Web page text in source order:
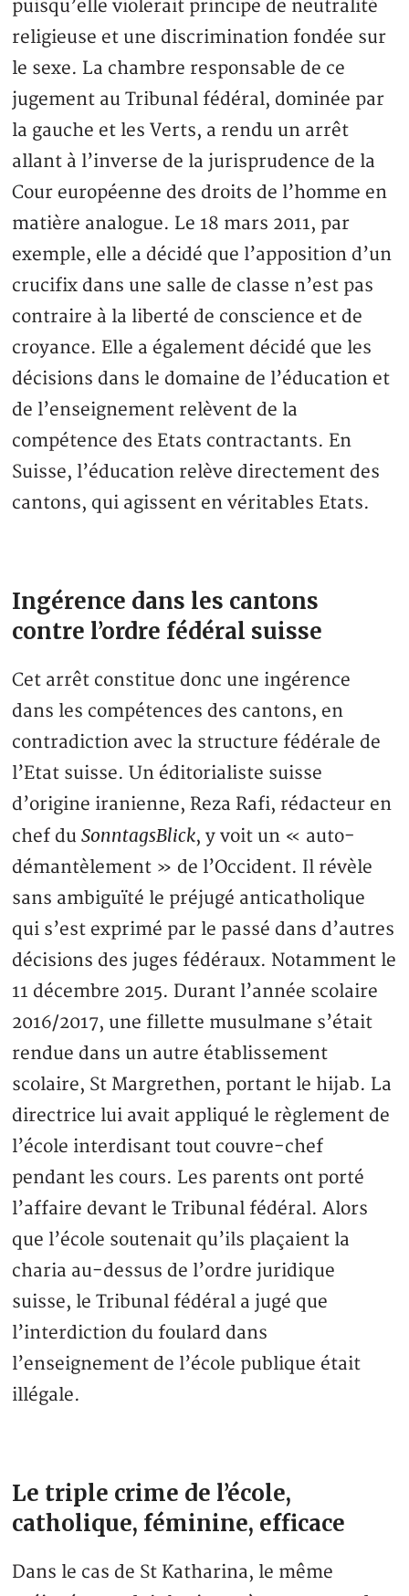
puisqu’elle violerait principe de neutralité
religieuse et une discrimination fondée sur
le sexe. La chambre responsable de ce
jugement au Tribunal fédéral, dominée par
la gauche et les Verts, a rendu un arrêt
allant à l’inverse de la jurisprudence de la
Cour européenne des droits de l’homme en
matière analogue. Le 18 mars 2011, par
exemple, elle a décidé que l’apposition d’un
crucifix dans une salle de classe n’est pas
contraire à la liberté de conscience et de
croyance. Elle a également décidé que les
décisions dans le domaine de l’éducation et
de l’enseignement relèvent de la
compétence des Etats contractants. En
Suisse, l’éducation relève directement des
cantons, qui agissent en véritables Etats.
Ingérence dans les cantons
contre l’ordre fédéral suisse
Cet arrêt constitue donc une ingérence
dans les compétences des cantons, en
contradiction avec la structure fédérale de
l’Etat suisse. Un éditorialiste suisse
d’origine iranienne, Reza Rafi, rédacteur en
chef duSonntagsBlick, y voit un « auto-
démantèlement » de l’Occident. Il révèle
sans ambiguïté le préjugé anticatholique
qui s’est exprimé par le passé dans d’autres
décisions des juges fédéraux. Notamment le
11 décembre 2015. Durant l’année scolaire
2016/2017, une fillette musulmane s’était
rendue dans un autre établissement
scolaire, St Margrethen, portant le hijab. La
directrice lui avait appliqué le règlement de
l’école interdisant tout couvre-chef
pendant les cours. Les parents ont porté
l’affaire devant le Tribunal fédéral. Alors
que l’école soutenait qu’ils plaçaient la
charia au-dessus de l’ordre juridique
suisse, le Tribunal fédéral a jugé que
l’interdiction du foulard dans
l’enseignement de l’école publique était
illégale.
Le triple crime de l’école,
catholique, féminine, efficace
Dans le cas de St Katharina, le même